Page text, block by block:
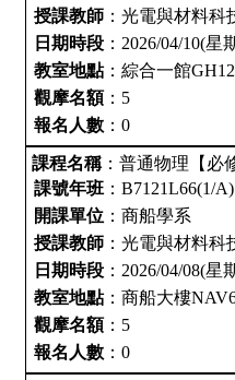
授課教師 ：光電與材料
日期時段 ：2026/04/10(星
教室地點：綜合一館
觀摩名額：5
報名人數 ：0
課程名稱：普通物理【必
課號年班 ：B7121L66(1/A)
開課單位 ：商船學系
授課教師 ：光電與材料
日期時段 ：2026/04/08(星
教室地點：商船大樓
觀摩名額：5
報名人數 ：0